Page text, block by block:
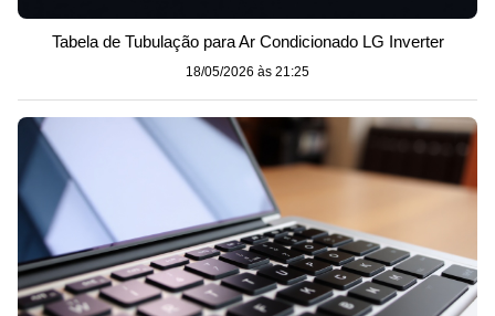
Tabela de Tubulação para Ar Condicionado LG Inverter
18/05/2026 às 21:25